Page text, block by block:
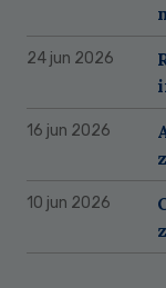
24 jun 2026
16 jun 2026
10 jun 2026